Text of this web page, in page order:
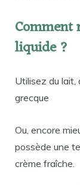
Comment
liquide ?
Utilisez du lait,
grecque
Ou, encore
possède une
crème fraîche.